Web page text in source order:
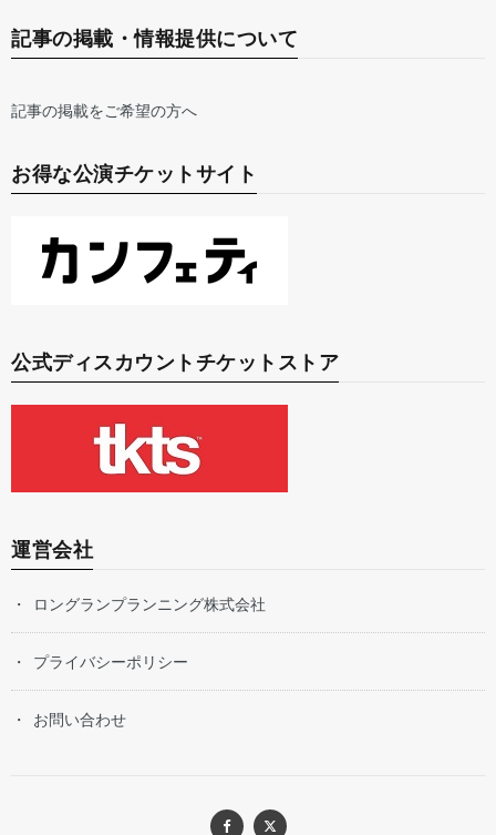
記事の掲載・情報提供について
記事の掲載をご希望の方へ
お得な公演チケットサイト
公式ディスカウントチケットストア
運営会社
ロングランプランニング株式会社
プライバシーポリシー
お問い合わせ